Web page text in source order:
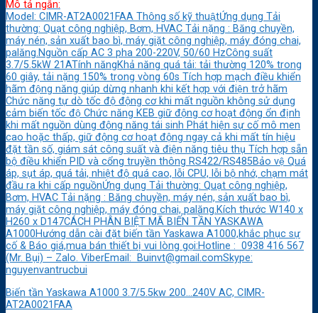
Mô tả ngắn:
Model: CIMR-AT2A0021FAA Thông số kỹ thuậtỨng dụng Tải
thường: Quạt công nghiệp, Bơm, HVAC Tải nặng : Băng chuyền,
máy nén, sản xuất bao bì, máy giặt công nghiệp, máy đóng chai,
palăng.Nguồn cấp AC 3 pha 200-220V, 50/60 HzCông suất
3.7/5.5kW 21ATính năngKhả năng quá tải: tải thường 120% trong
60 giây, tải nặng 150% trong vòng 60s Tích hợp mạch điều khiển
hãm động năng giúp dừng nhanh khi kết hợp với điện trở hãm
Chức năng tự dò tốc độ động cơ khi mất nguồn không sử dụng
cảm biến tốc độ Chức năng KEB giữ động cơ hoạt động ổn định
khi mất nguồn dùng động năng tái sinh Phát hiện sự cố mô men
cao hoặc thấp, giữ động cơ hoạt động ngay cả khi mất tín hiệu
đặt tần số, giám sát công suất và điện năng tiêu thụ Tích hợp sẵn
bộ điều khiển PID và cổng truyền thông RS422/RS485Bảo vệ Quá
áp, sụt áp, quá tải, nhiệt độ quá cao, lỗi CPU, lỗi bộ nhớ, chạm mát
đầu ra khi cấp nguồnỨng dụng Tải thường: Quạt công nghiệp,
Bơm, HVAC Tải nặng : Băng chuyền, máy nén, sản xuất bao bì,
máy giặt công nghiệp, máy đóng chai, palăng.Kích thước W140 x
H260 x D147CÁCH PHÂN BIỆT MÃ BIẾN TẦN YASKAWA
A1000Hướng dẫn cài đặt biến tần Yaskawa A1000,khắc phục sự
cố & Báo giá,mua bán thiết bị vui lòng gọi:Hotline : 0938 416 567
(Mr. Bụi) – Zalo. ViberEmail: Buinvt@gmail.comSkype:
nguyenvantrucbui
Biến tần Yaskawa A1000 3.7/5.5kw 200…240V AC, CIMR-
AT2A0021FAA